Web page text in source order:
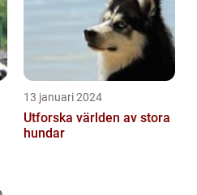
13 januari 2024
Utforska världen av stora
hundar